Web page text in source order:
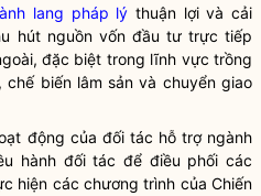
lang pháp lý thuận lợi và cải
hút nguồn vốn đầu tư trực tiếp
đặc biệt trong lĩnh vực trồng
chế biến lâm sản và chuyển giao
động của đối tác hỗ trợ ngành
hành đối tác để điều phối các
hiện các chương trình của Chiến